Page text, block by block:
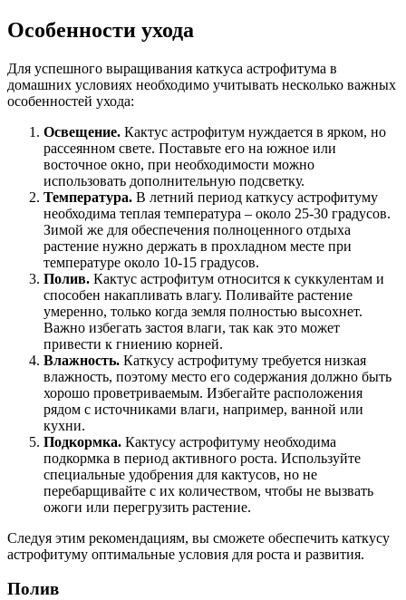
Особенности ухода
Для успешного выращивания каткуса астрофитума в
домашних условиях необходимо учитывать несколько важных
особенностей ухода:
Освещение. Кактус астрофитум нуждается в ярком, но
рассеянном свете. Поставьте его на южное или
восточное окно, при необходимости можно
использовать дополнительную подсветку.
Температура. В летний период каткусу астрофитуму
необходима теплая температура – около 25-30 градусов.
Зимой же для обеспечения полноценного отдыха
растение нужно держать в прохладном месте при
температуре около 10-15 градусов.
Полив. Кактус астрофитум относится к суккулентам и
способен накапливать влагу. Поливайте растение
умеренно, только когда земля полностью высохнет.
Важно избегать застоя влаги, так как это может
привести к гниению корней.
Влажность. Каткусу астрофитуму требуется низкая
влажность, поэтому место его содержания должно быть
хорошо проветриваемым. Избегайте расположения
рядом с источниками влаги, например, ванной или
кухни.
Подкормка. Кактусу астрофитуму необходима
подкормка в период активного роста. Используйте
специальные удобрения для кактусов, но не
перебарщивайте с их количеством, чтобы не вызвать
ожоги или перегрузить растение.
Следуя этим рекомендациям, вы сможете обеспечить каткусу
астрофитуму оптимальные условия для роста и развития.
Полив